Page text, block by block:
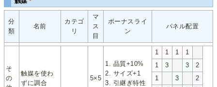
分
類
名前
カテゴ
リ
マ
ス
目
ボーナスライ
ン
パネル配置
そ
の
触媒を使わ
ずに調合
5×5
1. 品質+10%
2. サイズ+1
3. 引継ぎ特性
1 1 1
1
1
3 3
2
1
3
2